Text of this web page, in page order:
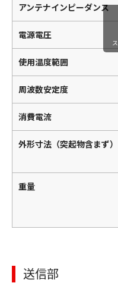
アンテナインピーダンス
電源電圧
使用温度範囲
周波数安定度
消費電流
外形寸法（突起物含まず）
重量
送信部